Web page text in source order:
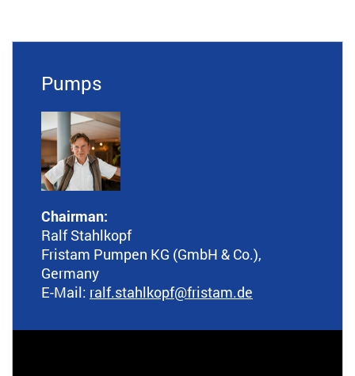
Pumps
Chairman:
Ralf Stahlkopf
Fristam Pumpen KG (GmbH & Co.),
Germany
E-Mail: ralf.stahlkopf@fristam.de